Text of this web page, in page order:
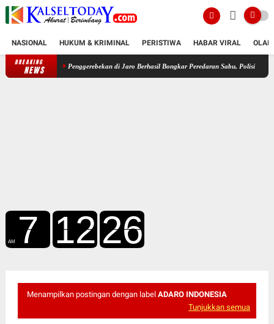
NASIONAL HUKUM & KRIMINAL PERISTIWA HABAR VIRAL
BREAKING
NEWS
Penggerebekan di Jaro Berhasil Bongkar Peredaran Sabu, Polisi Sita 13,48 Gram dan
Menampilkan postingan dengan label ADARO INDONESIA
Tunjukkan semua